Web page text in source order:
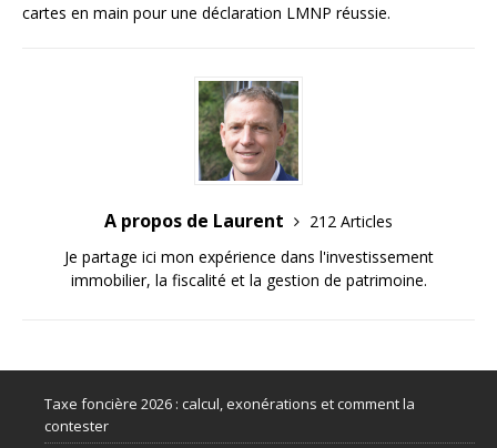
cartes en main pour une déclaration LMNP réussie.
A propos de Laurent
212 Articles
Je partage ici mon expérience dans l'investissement
immobilier, la fiscalité et la gestion de patrimoine.
Taxe foncière 2026 : calcul, exonérations et comment la
contester